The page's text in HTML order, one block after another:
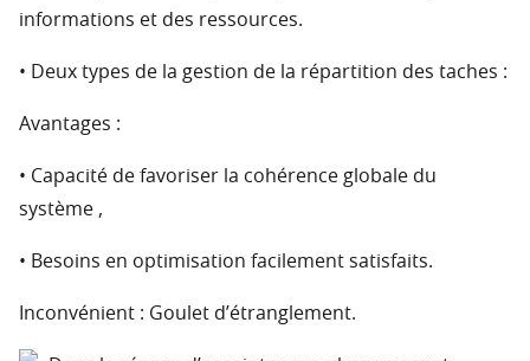
informations et des ressources.
• Deux types de la gestion de la répartition des taches :
Avantages :
• Capacité de favoriser la cohérence globale du
système ,
• Besoins en optimisation facilement satisfaits.
Inconvénient : Goulet d’étranglement.